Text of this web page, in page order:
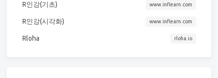
R인강(기초) www.inflearn.com
R인강(시각화) www.inflearn.com
Rloha rloha.io